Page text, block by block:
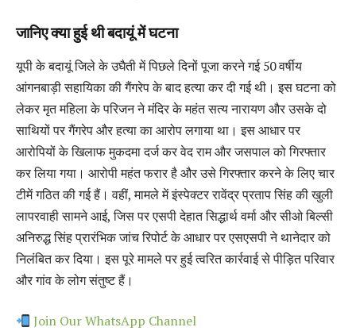
जानिए क्या हुई थी बदायूं में घटना
यूपी के बदायूं जिले के उघैती में पिछले दिनों पूजा करने गई 50 वर्षीय
आंगनबाड़ी सहायिका की गैंगरेप के बाद हत्या कर दी गई थी। इस घटना को
लेकर मृत महिला के परिजन ने मंदिर के महंत सत्य नारायण और उसके दो
साथियों पर गैंगरेप और हत्या का आरोप लगाया था। इस आधार पर
आरोपियों के खिलाफ मुकदमा दर्ज कर वेद राम और जसपाल को गिरफ्तार
कर लिया गया। आरोपी महंत फरार है और उसे गिरफ्तार करने के लिए चार
टीमें गठित की गई हैं। वहीं, मामले में इंस्पेक्टर रावेंद्र प्रताप सिंह की खुली
लापरवाही सामने आई, जिस पर एसपी देहात सिद्धार्थ वर्मा और सीओ बिल्सी
अनिरुद्ध सिंह प्रारंभिक जांच रिपोर्ट के आधार पर एसएसपी ने थानेदार को
निलंबित कर दिया। इस पूरे मामले पर हुई त्वरित कार्रवाई से पीड़ित परिवार
और गांव के लोग संतुष्ट हैं।
Join Our WhatsApp Channel